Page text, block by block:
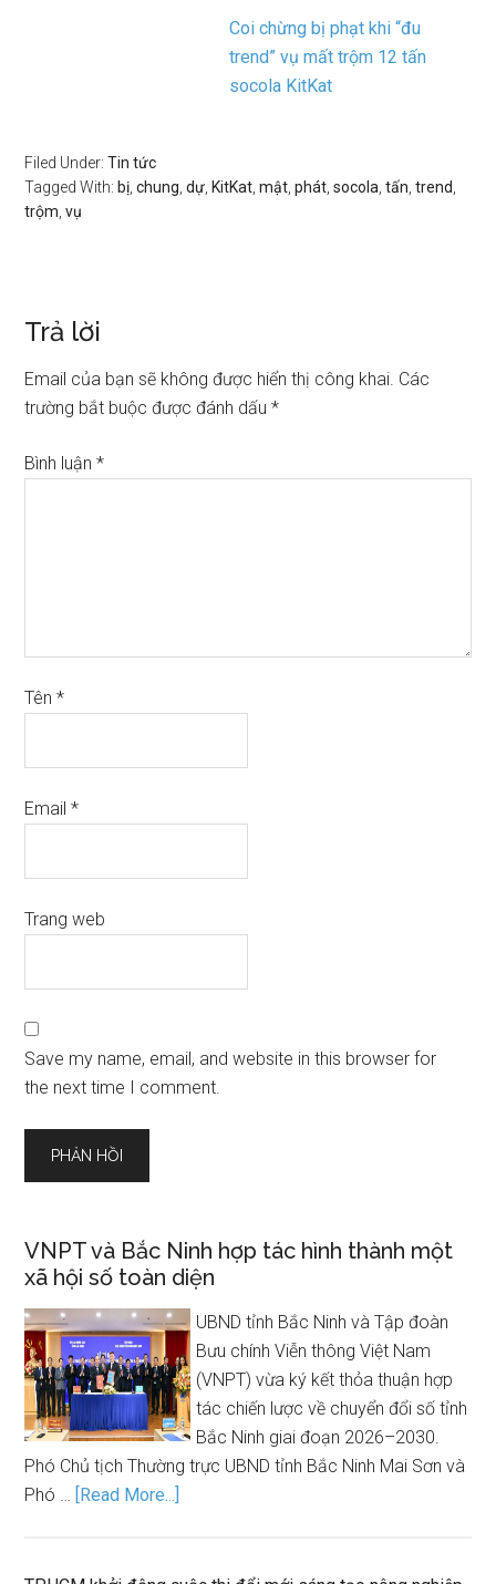
Coi chừng bị phạt khi “đu
trend” vụ mất trộm 12 tấn
socola KitKat
Filed Under:Tin tức
Tagged With: bị ,chung ,dự KitKat ,mật ,phát ,socola ,tấn ,trend
trộm ,vụ
Trả lời
Email của bạn sẽ không được hiển thị công khai. Các
trường bắt buộc được đánh dấu*
Bình luận*
Tên*
Email*
Trang web
Save my name, email, and website in this browser for
the next time I comment.
VNPT và Bắc Ninh hợp tác hình thành một
xã hội số toàn diện
UBND tỉnh Bắc Ninh và Tập đoàn
Bưu chính Viễn thông Việt Nam
(VNPT) vừa ký kết thỏa thuận hợp
tác chiến lược về chuyển đổi số tỉnh
Bắc Ninh giai đoạn 2026–2030.
Phó Chủ tịch Thường trực UBND tỉnh Bắc Ninh Mai Sơn và
Phó … [Read More...]